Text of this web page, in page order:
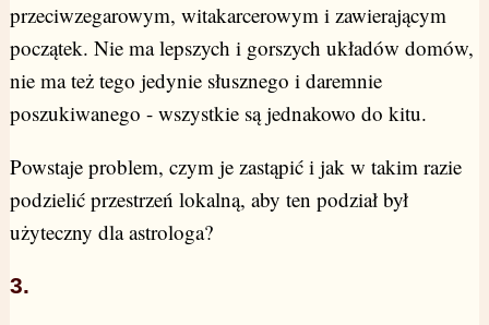
przeciwzegarowym, witakarcerowym i zawierającym
początek. Nie ma lepszych i gorszych układów domów,
nie ma też tego jedynie słusznego i daremnie
poszukiwanego - wszystkie są jednakowo do kitu.
Powstaje problem, czym je zastąpić i jak w takim razie
podzielić przestrzeń lokalną, aby ten podział był
użyteczny dla astrologa?
3.